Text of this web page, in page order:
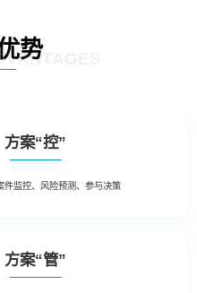
势
方案“控”
件监控、风险预测、参与决策
方案“管”